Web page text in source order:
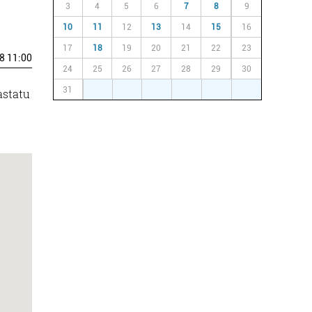
11:00
3 4 5 6 7 8 9
10 11 12 13 14 15 16
17 18 19 20 21 22 23
24 25 26 27 28 29 30
31